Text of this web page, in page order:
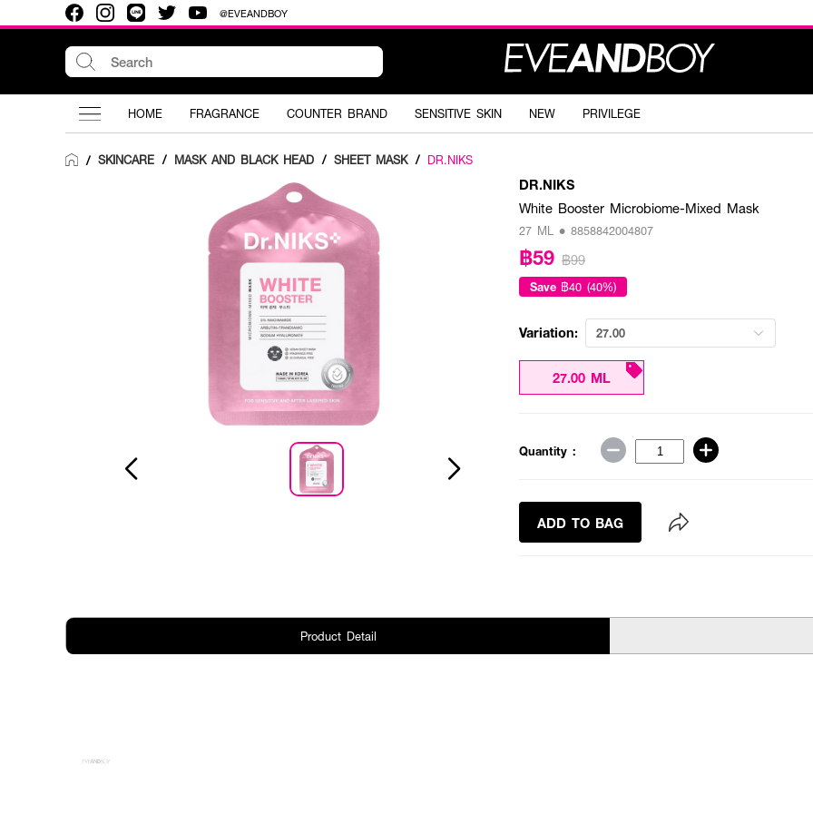
@EVEANDBOY
HOME FRAGRANCE COUNTER BRAND SENSITIVE SKIN NEW PRIVILEGE
/ SKINCARE / MASK AND BLACK HEAD / SHEET MASK / DR.NIKS
DR.NIKS
White Booster Microbiome-Mixed Mask
27 ML • 8858842004807
฿59 ฿99
Save ฿40 (40%)
Variation: 27.00
27.00 ML
Quantity :
ADD TO BAG
Product Detail